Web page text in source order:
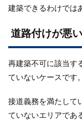
建築できるわけでは
道路付けが悪
再建築不可に該当す
ていないケースです。
接道義務を満たして
ていないエリアであ